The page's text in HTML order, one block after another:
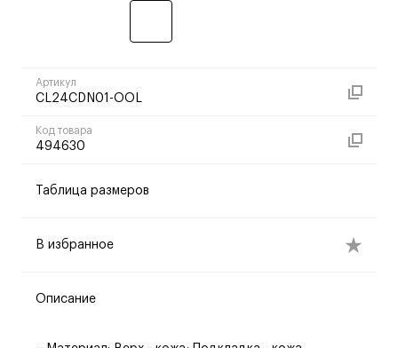
Артикул
CL24CDN01-OOL
Код товара
494630
Таблица размеров
В избранное
Описание